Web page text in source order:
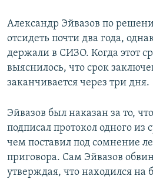
Александр Эйвазов по
отсидеть почти два года,
держали в СИЗО. Когда этот
выяснилось, что срок
заканчивается через три дня.
Эйвазов был наказан за то,
подписал протокол одного из
чем поставил под сомнение
приговора. Сам Эйвазов
утверждая, что находился на